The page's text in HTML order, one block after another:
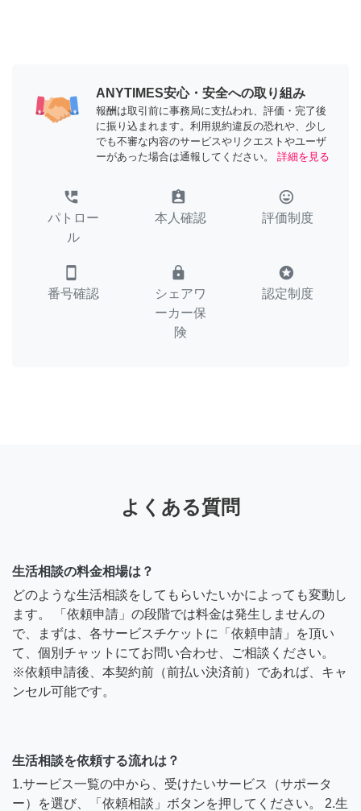
ANYTIMES安心・安全への取り組み
報酬は取引前に事務局に支払われ、評価・完了後
に振り込まれます。利用規約違反の恐れや、少し
でも不審な内容のサービスやリクエストやユーザ
ーがあった場合は通報してください。
詳細を見る
perm_phone_msg
パトロー
ル
assignment_ind
本人確認
tag_faces
評価制度
smartphone
番号確認
lock
シェアワ
ーカー保
険
stars
認定制度
よくある質問
生活相談の料金相場は？
どのような生活相談をしてもらいたいかによっても変動し
ます。 「依頼申請」の段階では料金は発生しませんの
で、まずは、各サービスチケットに「依頼申請」を頂い
て、個別チャットにてお問い合わせ、ご相談ください。
※依頼申請後、本契約前（前払い決済前）であれば、キャ
ンセル可能です。
生活相談を依頼する流れは？
1.サービス一覧の中から、受けたいサービス（サポータ
ー）を選び、「依頼相談」ボタンを押してください。 2.生